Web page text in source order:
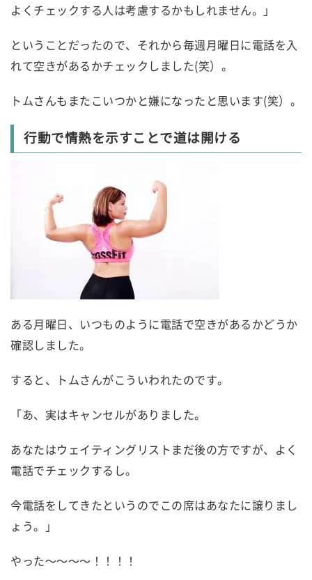
よくチェックする人は考慮するかもしれません。」
ということだったので、それから毎週月曜日に電話を入
れて空きがあるかチェックしました(笑）。
トムさんもまたこいつかと嫌になったと思います(笑）。
行動で情熱を示すことで道は開ける
ある月曜日、いつものように電話で空きがあるかどうか
確認しました。
すると、トムさんがこういわれたのです。
「あ、実はキャンセルがありました。
あなたはウェイティングリストまだ後の方ですが、よく
電話でチェックするし。
今電話をしてきたというのでこの席はあなたに譲りまし
ょう。」
やった～～～～！！！！